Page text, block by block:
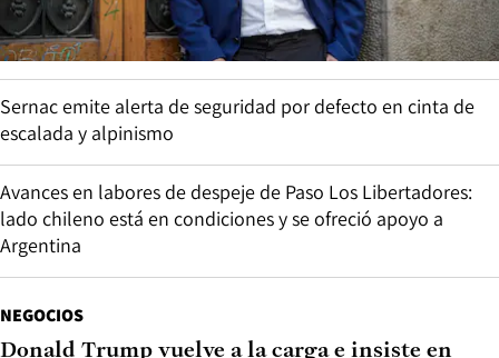
Sernac emite alerta de seguridad por defecto en cinta de
escalada y alpinismo
Avances en labores de despeje de Paso Los Libertadores:
lado chileno está en condiciones y se ofreció apoyo a
Argentina
NEGOCIOS
Donald Trump vuelve a la carga e insiste en